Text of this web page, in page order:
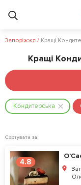
Запоріжжя / Кращі
Кращі
Кондитерська
Сортувати за:
4.8